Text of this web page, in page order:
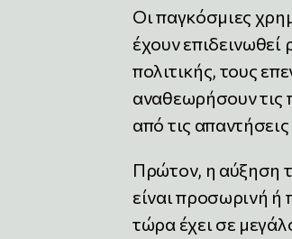
Οι παγκόσμιες
έχουν
πολιτικής, τους
αναθεωρήσουν τις
από τις
Πρώτον, η αύξηση
είναι προσωρινή ή
τώρα έχει σε